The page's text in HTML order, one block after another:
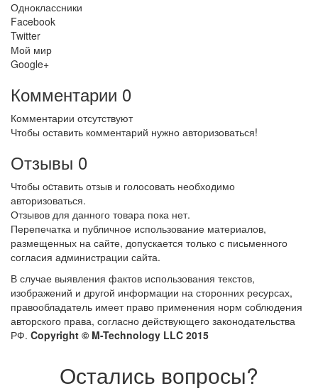
Одноклассники
Facebook
Twitter
Мой мир
Google+
Комментарии 0
Комментарии отсутствуют
Чтобы оставить комментарий нужно авторизоваться!
Отзывы 0
Чтобы оcтавить отзыв и голосовать необходимо
авторизоваться.
Отзывов для данного товара пока нет.
Перепечатка и публичное использование материалов,
размещенных на сайте, допускается только с письменного
согласия администрации сайта.
В случае выявления фактов использования текстов,
изображений и другой информации на сторонних ресурсах,
правообладатель имеет право применения норм соблюдения
авторского права, согласно действующего законодательства
РФ. Copyright © M-Technology LLC 2015
Остались вопросы?